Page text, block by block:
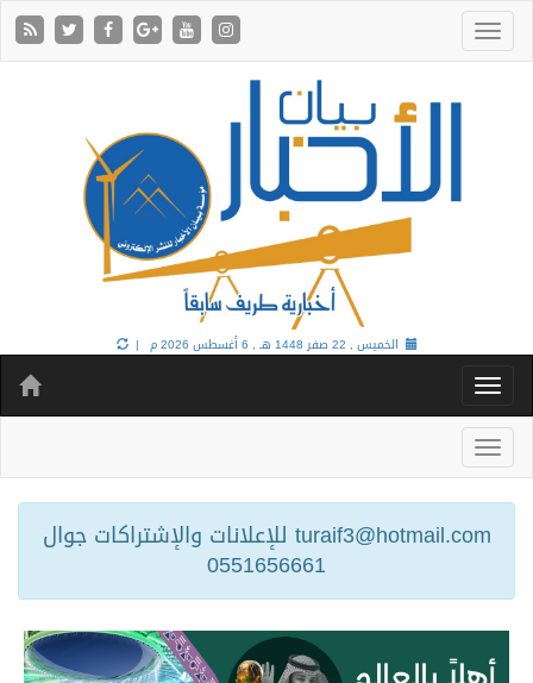
الخميس , 22 صفر 1448 هـ , 6 أغسطس 2026 م |
turaif3@hotmail.com للإعلانات والإشتراكات جوال
0551656661